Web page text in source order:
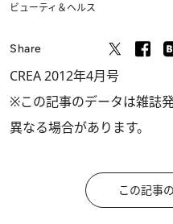
ビューティ＆ヘルス
Share
CREA 2012年4月号
※この記事のデータは雑誌
異なる場合があります。
この記事